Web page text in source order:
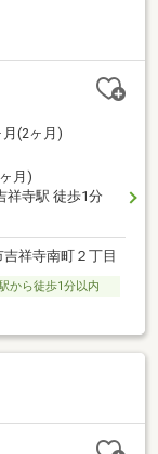
月(2ヶ月)
月)
祥寺駅 徒歩1分
祥寺南町２丁目
から徒歩1分以内